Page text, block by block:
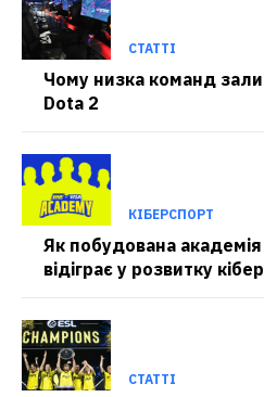
СТАТТІ
Чому низка команд
Dota 2
КІБЕРСПОРТ
Як побудована
відіграє у розвитку
СТАТТІ